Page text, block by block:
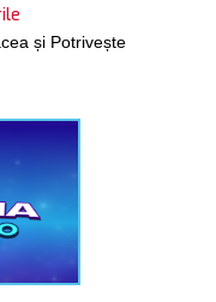
și Potrivește